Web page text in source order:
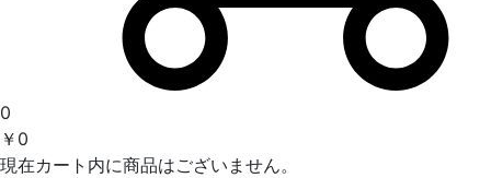
0
￥0
現在カート内に商品はございません。